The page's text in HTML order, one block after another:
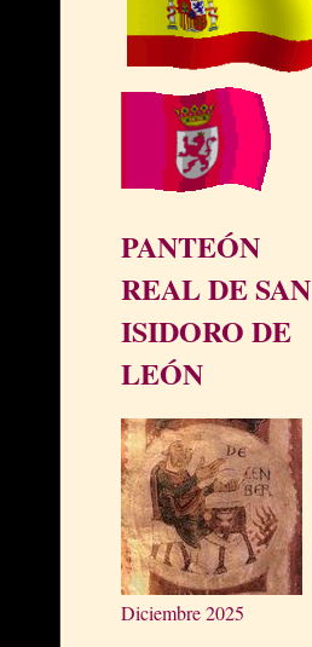
PANTEÓN
REAL DE SAN
ISIDORO DE
LEÓN
Diciembre 2025